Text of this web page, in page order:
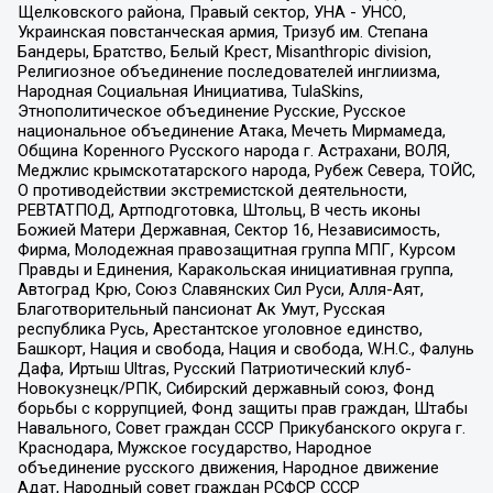
Щелковского района, Правый сектор, УНА - УНСО,
Украинская повстанческая армия, Тризуб им. Степана
Бандеры, Братство, Белый Крест, Misanthropic division,
Религиозное объединение последователей инглиизма,
Народная Социальная Инициатива, TulaSkins,
Этнополитическое объединение Русские, Русское
национальное объединение Атака, Мечеть Мирмамеда,
Община Коренного Русского народа г. Астрахани, ВОЛЯ,
Меджлис крымскотатарского народа, Рубеж Севера, ТОЙС,
О противодействии экстремистской деятельности,
РЕВТАТПОД, Артподготовка, Штольц, В честь иконы
Божией Матери Державная, Сектор 16, Независимость,
Фирма, Молодежная правозащитная группа МПГ, Курсом
Правды и Единения, Каракольская инициативная группа,
Автоград Крю, Союз Славянских Сил Руси, Алля-Аят,
Благотворительный пансионат Ак Умут, Русская
республика Русь, Арестантское уголовное единство,
Башкорт, Нация и свобода, Нация и свобода, W.H.С., Фалунь
Дафа, Иртыш Ultras, Русский Патриотический клуб-
Новокузнецк/РПК, Сибирский державный союз, Фонд
борьбы с коррупцией, Фонд защиты прав граждан, Штабы
Навального, Совет граждан СССР Прикубанского округа г.
Краснодара, Мужское государство, Народное
объединение русского движения, Народное движение
Адат, Народный совет граждан РСФСР СССР